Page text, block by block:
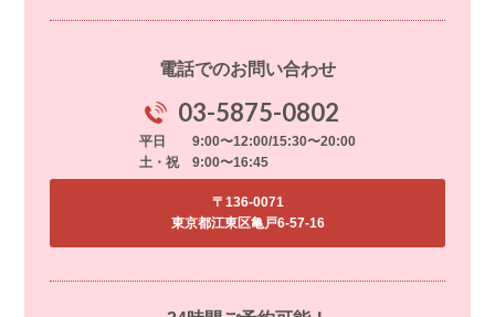
電話でのお問い合わせ
03-5875-0802
平日 9:00〜12:00/15:30〜20:00
土・祝 9:00〜16:45
〒136-0071
東京都江東区亀戸6-57-16